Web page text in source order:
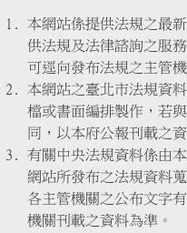
本網站係提供法規之最
供法規及法律諮詢之服
可逕向發布法規之主管機
本網站之臺北市法規資
檔或書面編排製作，若
同，以本府公報刊載之資
有關中央法規資料係由
網站所發布之法規資料
各主管機關之公布文字
機關刊載之資料為準。